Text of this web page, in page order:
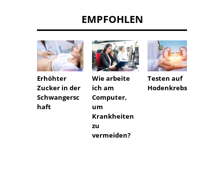
EMPFOHLEN
Erhöhter
Zucker in der
Schwangersc
haft
Wie arbeite
ich am
Computer,
um
Krankheiten
zu
vermeiden?
Testen auf
Hodenkrebs